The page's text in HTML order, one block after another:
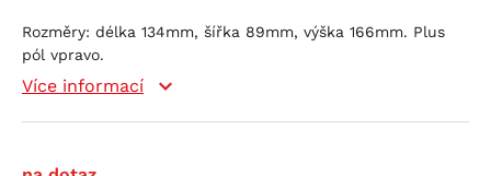
Rozměry: délka 134mm, šířka 89mm, výška 166mm. Plus
pól vpravo.
Více informací